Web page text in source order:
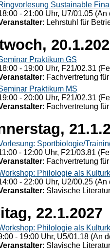
Sustainable
- 21:00 Uhr, U7/01.05
: Lehrstuhl für
Praktikum GS
- 19:00 Uhr, F21/02.31
: Fachvertretung
Praktikum MS
- 20:00 Uhr, F21/02.31
: Fachvertretung
Sportbiologie/
- 12:00 Uhr, F21/03.81
: Fachvertretung
Philologie als
- 22:00 Uhr, U2/00.25
: Slavische
22.1.2027
Philologie als
- 19:00 Uhr, U5/01.18 (An
: Slavische